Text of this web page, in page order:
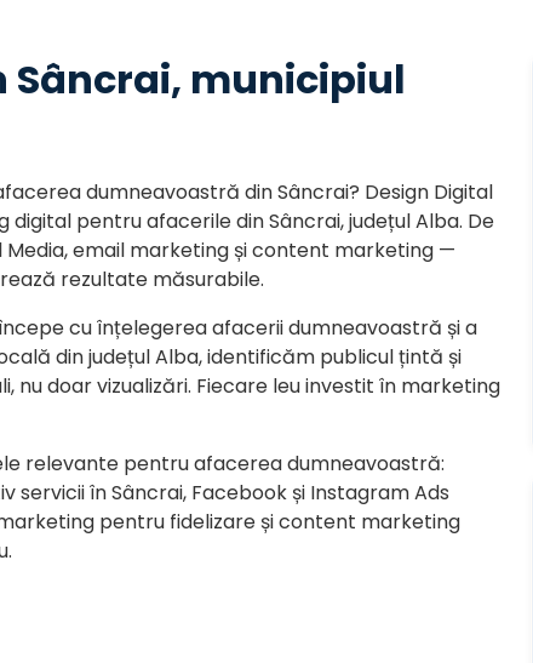
municipiul
dumneavoastră din Sâncrai? Design Digital
pentru afacerile din Sâncrai, județul Alba. De
Media, email marketing și content marketing —
rezultate măsurabile.
cu înțelegerea afacerii dumneavoastră și a
din județul Alba, identificăm publicul țintă și
nu doar vizualizări. Fiecare leu investit în marketing
relevante pentru afacerea dumneavoastră:
în Sâncrai, Facebook și Instagram Ads
pentru fidelizare și content marketing